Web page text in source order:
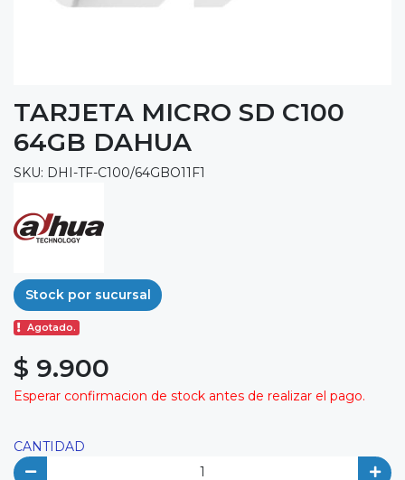
TARJETA MICRO SD C100
64GB DAHUA
SKU: DHI-TF-C100/64GBO11F1
Stock por sucursal
Agotado.
$ 9.900
Esperar confirmacion de stock antes de realizar el pago.
CANTIDAD